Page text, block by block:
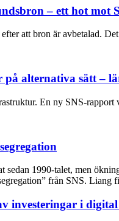
– ett hot
att bron är avbetalad.
alternativa sätt –
En ny SNS-
sedan 1990-talet, men
från SNS.
investeringar i